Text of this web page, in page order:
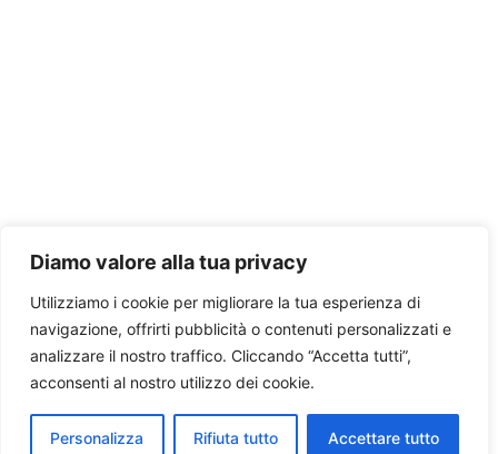
Diamo valore alla tua privacy
Utilizziamo i cookie per migliorare la tua esperienza di
navigazione, offrirti pubblicità o contenuti personalizzati e
analizzare il nostro traffico. Cliccando “Accetta tutti”,
acconsenti al nostro utilizzo dei cookie.
Personalizza Rifiuta tutto Accettare tutto